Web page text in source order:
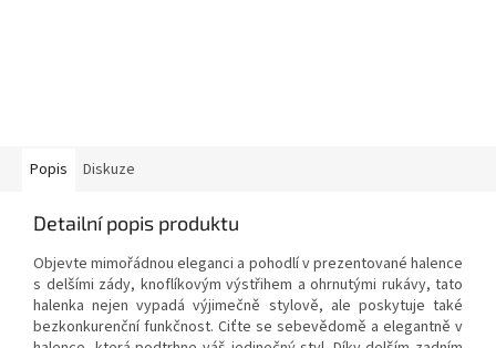
Popis Diskuze
Detailní popis produktu
Objevte mimořádnou eleganci a pohodlí v prezentované halence
s delšími zády, knoflíkovým výstřihem a ohrnutými rukávy, tato
halenka nejen vypadá výjimečně stylově, ale poskytuje také
bezkonkurenční funkčnost. Ciťte se sebevědomě a elegantně v